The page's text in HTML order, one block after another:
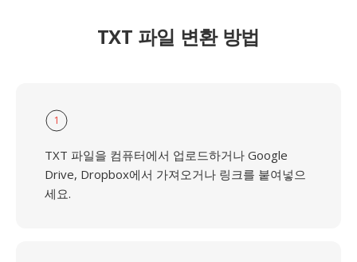
TXT 파일 변환 방법
1
TXT 파일을 컴퓨터에서 업로드하거나 Google
Drive, Dropbox에서 가져오거나 링크를 붙여넣으
세요.